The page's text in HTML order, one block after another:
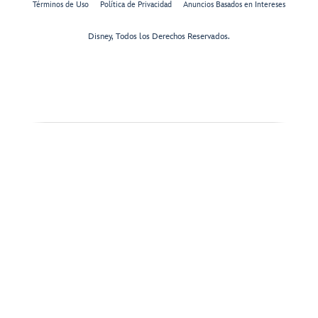
Términos de Uso Política de Privacidad Anuncios Basados en Intereses
Disney, Todos los Derechos Reservados.